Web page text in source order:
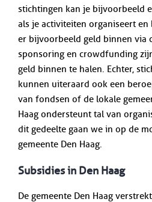
stichtingen kan je bijvoorbeeld
als je activiteiten organiseert
er bijvoorbeeld geld binnen via
sponsoring en crowdfunding
geld binnen te halen. Echter,
kunnen uiteraard ook een
van fondsen of de lokale
Haag ondersteunt tal van
dit gedeelte gaan we in op de
gemeente Den Haag.
Subsidies in Den Haag
De gemeente Den Haag